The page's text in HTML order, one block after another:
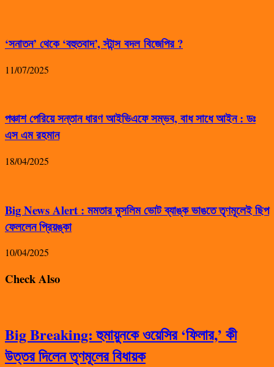
‘সনাতন’ থেকে ‘বহুতবাদ’, স্টান্স বদল বিজেপির ?
11/07/2025
পঞ্চাশ পেরিয়ে সন্তান ধারণ আইভিএফে সম্ভব, বাধ সাধে আইন : ডঃ
এস এম রহমান
18/04/2025
Big News Alert : মমতার মুসলিম ভোট ব্যাঙ্ক ভাঙতে তৃণমূলেই ছিপ
ফেললেন প্রিয়ঙ্কা
10/04/2025
Check Also
Big Breaking: হুমায়ুনকে ওয়েসির ‘ফিলার,’ কী
উত্তর দিলেন তৃণমূলের বিধায়ক